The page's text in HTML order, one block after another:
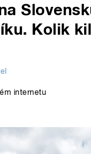
Kolik
internetu